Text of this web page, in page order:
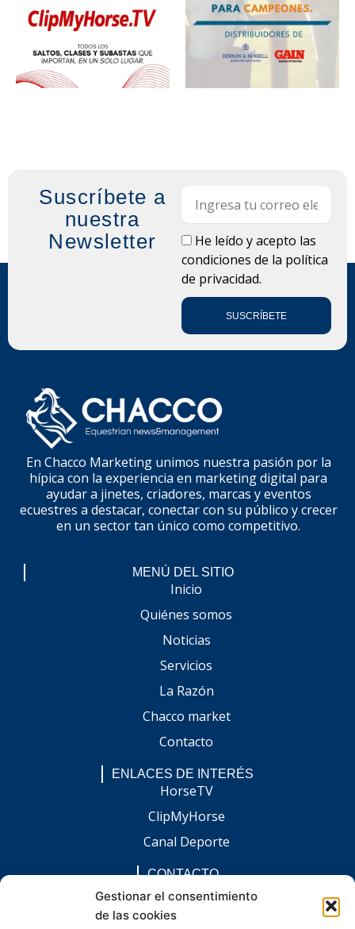
Gestionar el consentimiento
de las cookies
Suscríbete a
nuestra
Newsletter
LOPDHe leído y acepto las
condiciones de la política
de privacidad.
SUSCRÍBETE
En Chacco Marketing unimos nuestra pasión por la
hípica con la experiencia en marketing digital para
ayudar a jinetes, criadores, marcas y eventos
ecuestres a destacar, conectar con su público y crecer
en un sector tan único como competitivo.
MENÚ DEL SITIO
Inicio
Quiénes somos
Noticias
Servicios
La Razón
Chacco market
Contacto
ENLACES DE INTERÉS
HorseTV
ClipMyHorse
Canal Deporte
CONTACTO
comunicacion@chaccoinfo.com
Presentes en todo el ámbito nacional